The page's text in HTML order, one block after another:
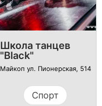
Школа танцев
"Black"
Майкоп ул. Пионерская, 514
Спорт